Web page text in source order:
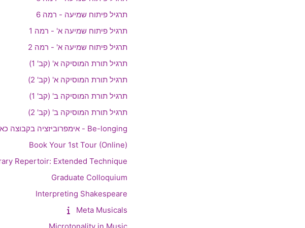
תרגיל פיתוח שמיעה - רמה 6
תרגיל פיתוח שמיעה א' - רמה 1
תרגיל פיתוח שמיעה א' - רמה 2
תרגיל תורת המוסיקה א' (קב' 1)
תרגיל תורת המוסיקה א' (קב' 2)
תרגיל תורת המוסיקה ב' (קב' 1)
תרגיל תורת המוסיקה ב' (קב' 2)
Be-longing - אימפרוביזציה בקבוצה כאמנות מופע
Book Your 1st Tour (Online)
Repertoir: Extended Technique
Graduate Colloquium
Interpreting Shakespeare
Meta Musicals
Microtonality in Music